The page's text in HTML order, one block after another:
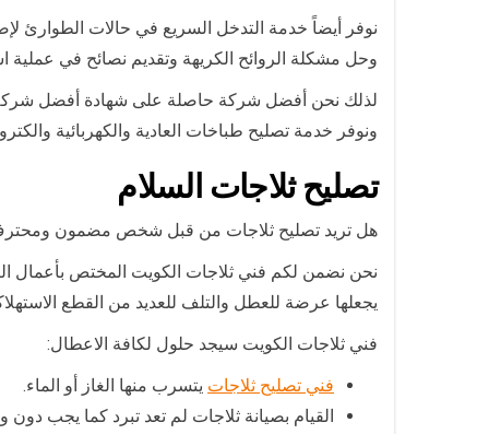
نوفر أيضاً خدمة التدخل السريع في حالات الطوارئ
وحل مشكلة الروائح الكريهة وتقديم نصائح في عملية
لذلك نحن أفضل شركة حاصلة على شهادة أفضل شركة
ونوفر خدمة تصليح طباخات العادية والكهربائية
تصليح ثلاجات السلام
هل تريد تصليح ثلاجات من قبل شخص مضمون
نحن نضمن لكم فني ثلاجات الكويت المختص بأعمال
يجعلها عرضة للعطل والتلف للعديد من القطع
فني ثلاجات الكويت سيجد حلول لكافة الاعطال:
فني تصليح ثلاجات يتسرب منها الغاز أو الماء.
القيام بصيانة ثلاجات لم تعد تبرد كما يجب